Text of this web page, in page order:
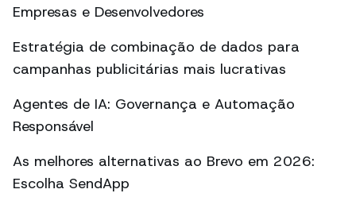
Empresas e Desenvolvedores
Estratégia de combinação de dados para
campanhas publicitárias mais lucrativas
Agentes de IA: Governança e Automação
Responsável
As melhores alternativas ao Brevo em 2026:
Escolha SendApp